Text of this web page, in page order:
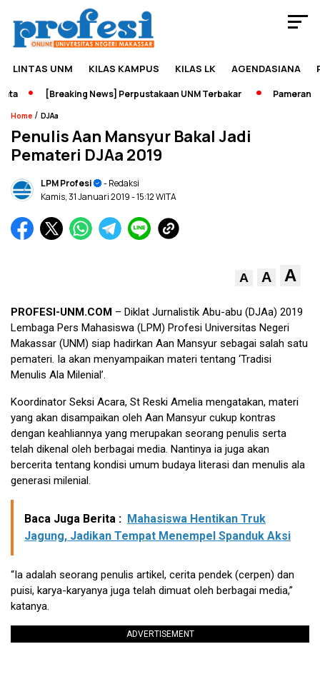
LINTAS UNM KILAS KAMPUS KILAS LK AGENDASIANA
[Breaking News] Perpustakaan UNM Terbakar Pameran
Home / DJAa
Penulis Aan Mansyur Bakal Jadi
Pemateri DJAa 2019
LPM Profesi
- Redaksi
Kamis, 31 Januari 2019- 15:12 WITA
A A A
PROFESI-UNM.COM – Diklat Jurnalistik Abu-abu (DJAa) 2019
Lembaga Pers Mahasiswa (LPM) Profesi Universitas Negeri
Makassar (UNM) siap hadirkan Aan Mansyur sebagai salah satu
pemateri. Ia akan menyampaikan materi tentang ‘Tradisi
Menulis Ala Milenial’.
Koordinator Seksi Acara, St Reski Amelia mengatakan, materi
yang akan disampaikan oleh Aan Mansyur cukup kontras
dengan keahliannya yang merupakan seorang penulis serta
telah dikenal oleh berbagai media. Nantinya ia juga akan
bercerita tentang kondisi umum budaya literasi dan menulis ala
generasi milenial.
Baca Juga Berita : Mahasiswa Hentikan Truk
Jagung, Jadikan Tempat Menempel Spanduk Aksi
“Ia adalah seorang penulis artikel, cerita pendek (cerpen) dan
puisi, karya-karyanya juga telah dimuat oleh berbagai media,”
katanya.
ADVERTISEMENT